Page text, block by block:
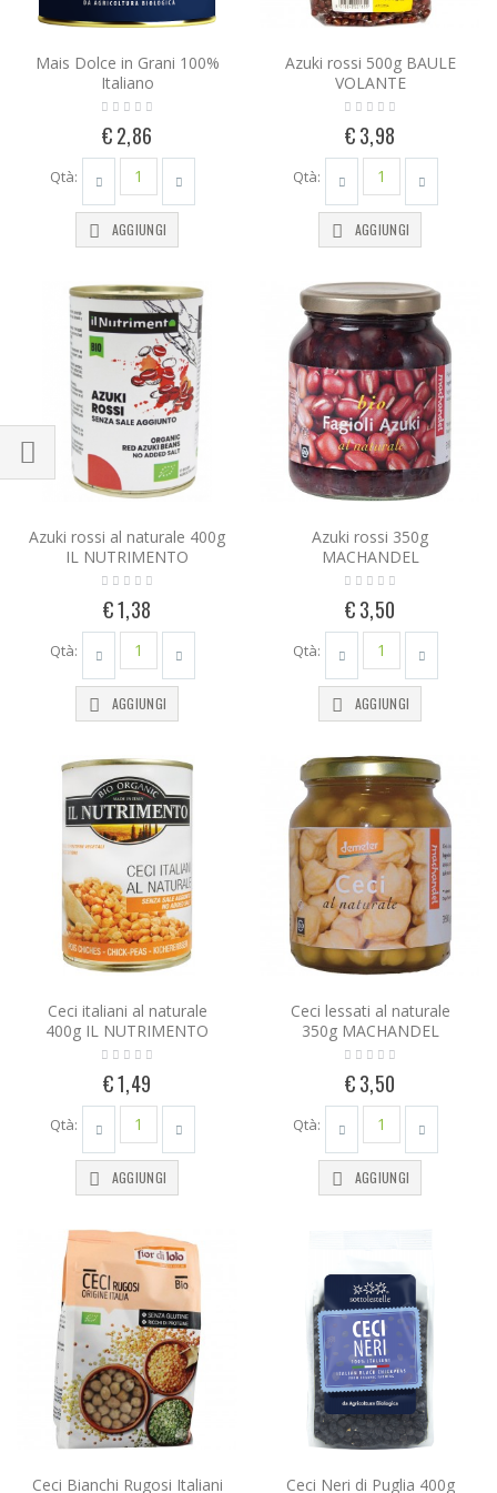
Mais Dolce in Grani 100%
Italiano
€ 2,86
Qtà:
AGGIUNGI
Azuki rossi 500g BAULE
VOLANTE
€ 3,98
Qtà:
AGGIUNGI
Azuki rossi al naturale 400g
IL NUTRIMENTO
€ 1,38
Qtà:
AGGIUNGI
Azuki rossi 350g
MACHANDEL
€ 3,50
Qtà:
AGGIUNGI
Ceci italiani al naturale
400g IL NUTRIMENTO
€ 1,49
Qtà:
AGGIUNGI
Ceci lessati al naturale
350g MACHANDEL
€ 3,50
Qtà:
AGGIUNGI
Ceci Bianchi Rugosi Italiani Ceci Neri di Puglia 400g